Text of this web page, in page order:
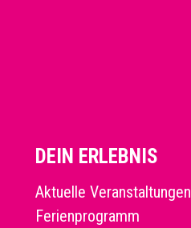
DEIN ERLEBNIS
Aktuelle Veranstaltungen
Ferienprogramm